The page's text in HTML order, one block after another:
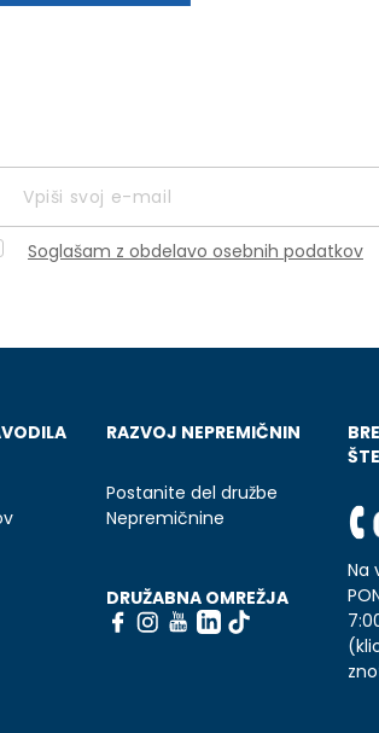
Soglašam z obdelavo osebnih podatkov
RAZVOJ NEPREMIČNIN
Postanite del družbe
Nepremičnine
DRUŽABNA OMREŽJA
Na